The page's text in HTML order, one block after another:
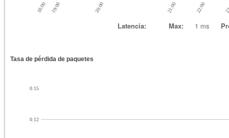
18:00 19:00 20:00 21:00 22:00
Latencia: Max: 1 ms
Tasa de pérdida de paquetes
0.12
0.15